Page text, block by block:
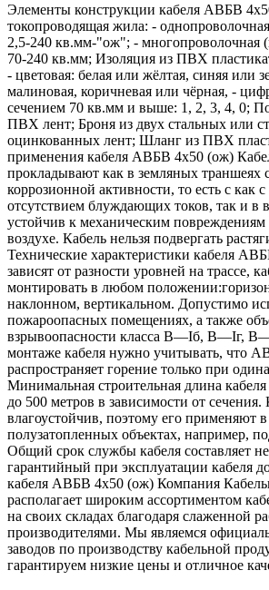
Элементы конструкции кабеля АВБВ
токопроводящая жила: -
2,5-240 кв.мм-"ож"; - многопроволочная
70-240 кв.мм; Изоляция из ПВХ
- цветовая: белая или жёлтая, синяя или
малиновая, коричневая или чёрная, -
сечением 70 кв.мм и выше: 1, 2, 3, 4, 0;
ПВХ лент; Броня из двух стальных или
оцинкованных лент; Шланг из ПВХ
применения кабеля АВБВ 4х50 (ож)
прокладывают как в земляных траншеях
коррозионной активности, то есть с как
отсутствием блуждающих токов, так и в
устойчив к механическим повреждениям
воздухе. Кабель нельзя подвергать
Технические характеристики кабеля
зависят от разности уровней на трассе,
монтировать в любом
наклонном, вертикальном. Допустимо
пожароопасных помещениях, а также
взрывоопасности класса B—Iб, B—Iг,
монтаже кабеля нужно учитывать, что
распространяет горение только при
Минимальная строительная длина кабеля
до 500 метров в зависимости от сечения.
влагоустойчив, поэтому его применяют
полузатопленных объектах, например,
Общий срок службы кабеля составляет
гарантийный при эксплуатации кабеля
кабеля АВБВ 4х50 (ож) Компания
располагает широким ассортиментом
на своих складах благодаря слаженной
производителями. Мы являемся
заводов по производству кабельной
гарантируем низкие цены и отличное